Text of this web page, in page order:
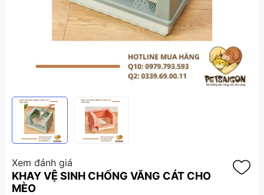
Xem đánh giá
KHAY VỆ SINH CHỐNG VĂNG CÁT CHO
MÈO